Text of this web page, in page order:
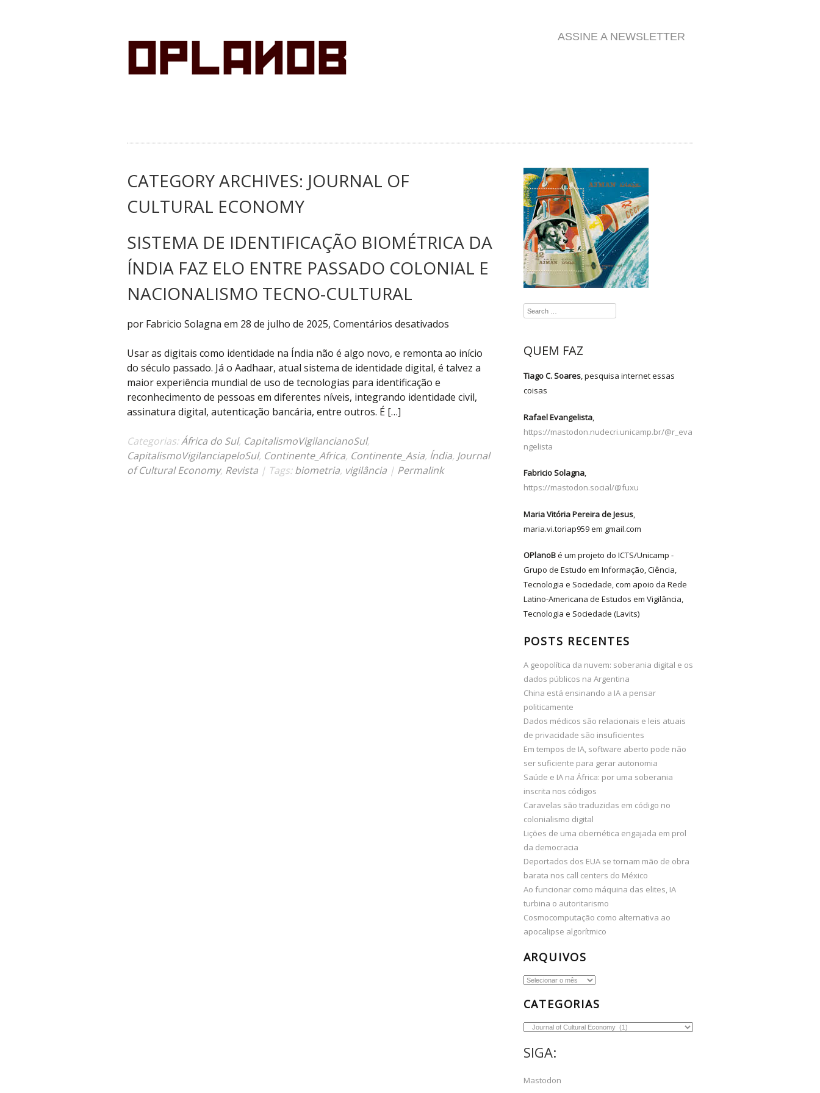
ASSINE A NEWSLETTER
CATEGORY ARCHIVES: JOURNAL OF
CULTURAL ECONOMY
SISTEMA DE IDENTIFICAÇÃO BIOMÉTRICA DA
ÍNDIA FAZ ELO ENTRE PASSADO COLONIAL E
NACIONALISMO TECNO-CULTURAL
por Fabricio Solagna em 28 de julho de 2025, Comentários desativados
de
identificação
da
entre
Usar as digitais como identidade na Índia não é algo novo, e remonta ao início
do século passado. Já o Aadhaar, atual sistema de identidade digital, é talvez a
maior experiência mundial de uso de tecnologias para identificação e
reconhecimento de pessoas em diferentes níveis, integrando identidade civil,
assinatura digital, autenticação bancária, entre outros. É […]
Categorias:África do Sul, CapitalismoVigilancianoSul,
CapitalismoVigilanciapeloSul, Continente_Africa, Continente_Asia, Índia, Journal
of Cultural Economy, Revista | Tags:biometria, vigilância | Permalink
QUEM FAZ
Tiago C. Soares, pesquisa internet essas
coisas
Rafael Evangelista,
https://mastodon.nudecri.unicamp.br/@r_eva
ngelista
Fabricio Solagna,
https://mastodon.social/@fuxu
Maria Vitória Pereira de Jesus,
maria.vi.toriap959 em gmail.com
OPlanoBé um projeto do ICTS/Unicamp -
Grupo de Estudo em Informação, Ciência,
Tecnologia e Sociedade, com apoio da Rede
Latino-Americana de Estudos em Vigilância,
Tecnologia e Sociedade (Lavits)
POSTS RECENTES
A geopolítica da nuvem: soberania digital e os
dados públicos na Argentina
China está ensinando a IA a pensar
politicamente
Dados médicos são relacionais e leis atuais
de privacidade são insuficientes
Em tempos de IA, software aberto pode não
ser suficiente para gerar autonomia
Saúde e IA na África: por uma soberania
inscrita nos códigos
Caravelas são traduzidas em código no
colonialismo digital
Lições de uma cibernética engajada em prol
da democracia
Deportados dos EUA se tornam mão de obra
barata nos call centers do México
Ao funcionar como máquina das elites, IA
turbina o autoritarismo
Cosmocomputação como alternativa ao
apocalipse algorítmico
ARQUIVOS
Arquivos
CATEGORIAS
Categorias
SIGA:
Mastodon